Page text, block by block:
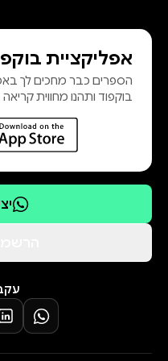
מובנים מאליהם.
מארצותיהם היא
האנושית, אך
תחייתה של שפתו
אפליקציית
הספרים כבר מחכים לך
בוקפוד ותהנו מחווית